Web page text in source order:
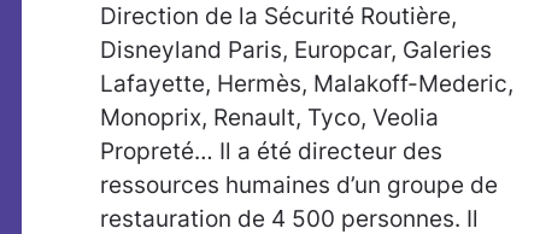
Direction de la Sécurité Routière,
Disneyland Paris, Europcar, Galeries
Lafayette, Hermès, Malakoff-Mederic,
Monoprix, Renault, Tyco, Veolia
Propreté… Il a été directeur des
ressources humaines d’un groupe de
restauration de 4 500 personnes. Il